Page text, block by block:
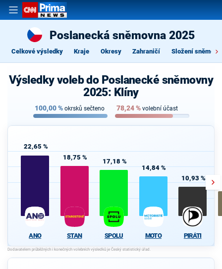
Poslanecká sněmovna 2025
Celkové výsledky Kraje Okresy Zahraničí Složení
Výsledky voleb do Poslanecké sněmovny
2025: Klíny
100,00% okrsků sečteno 78,24% volební účast
22,65 %
ANO
18,75 %
STAN
17,18 %
SPOLU
14,84 %
MOTO
10,93 %
PIRÁTI